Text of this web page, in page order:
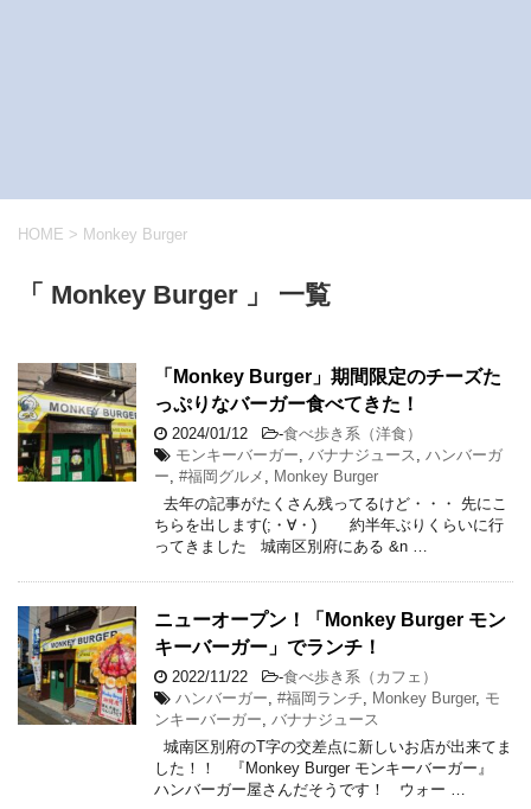
HOME > Monkey Burger
「 Monkey Burger 」 一覧
「Monkey Burger」期間限定のチーズた
っぷりなバーガー食べてきた！
2024/01/12 -食べ歩き系（洋食）
モンキーバーガー
バナナジュース
ハンバーガ
ー #福岡グルメ
Monkey Burger
去年の記事がたくさん残ってるけど・・・ 先にこ
ちらを出します(;・∀・) 約半年ぶりくらいに行
ってきました 城南区別府にある &n …
ニューオープン！「Monkey Burger モン
キーバーガー」でランチ！
2022/11/22 -食べ歩き系（カフェ）
ハンバーガー #福岡ランチ Monkey Burger, モ
ンキーバーガー
バナナジュース
城南区別府のT字の交差点に新しいお店が出来てま
した！！ 『Monkey Burger モンキーバーガー』
ハンバーガー屋さんだそうです！ ウォー …